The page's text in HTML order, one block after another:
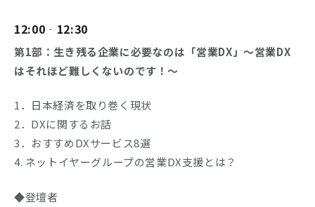
12:00‐12:30
第1部：生き残る企業に必要なのは「営業DX」～営業DX
はそれほど難しくないのです！～
1．日本経済を取り巻く現状
2．DXに関するお話
3．おすすめDXサービス8選
4. ネットイヤーグループの営業DX支援とは？
◆登壇者